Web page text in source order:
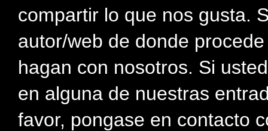
compartir lo que nos gusta.
autor/web de donde
hagan con nosotros. Si
en alguna de nuestras
favor, pongase en contacto